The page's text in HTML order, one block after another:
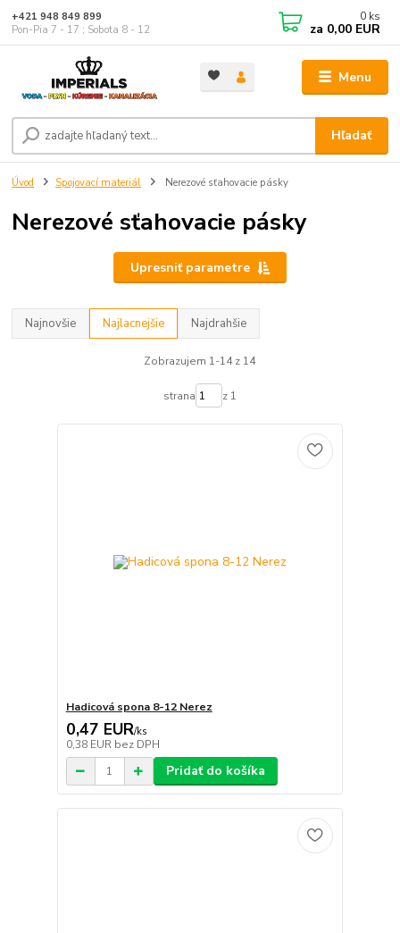
Menu
Hľadať
+421 948 849 899
Pon-Pia 7 - 17 ; Sobota 8 - 12
0 ks
za 0,00 EUR
Úvod Spojovací materiál Nerezové sťahovacie pásky
Nerezové sťahovacie pásky
Upresniť parametre
Najnovšie Najlacnejšie Najdrahšie
Zobrazujem 1-14 z 14
strana z 1
Hadicová spona 8-12 Nerez
0,47 EUR/ks
0,38 EUR bez DPH
Pridať do košíka